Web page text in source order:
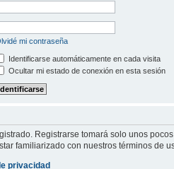
mi contraseña
Identificarse automáticamente en cada visita
Ocultar mi estado de conexión en esta sesión
Registrarse tomará solo unos
familiarizado con nuestros términos de
privacidad